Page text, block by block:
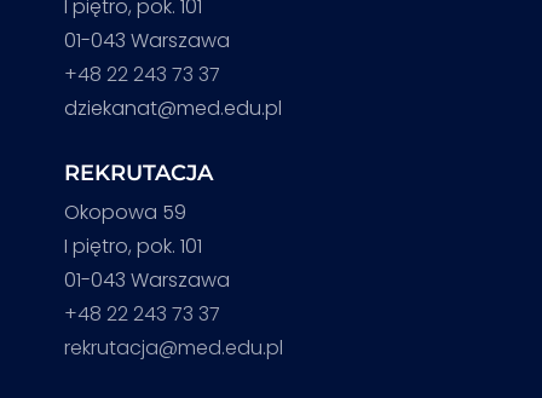
I piętro, pok. 101
01-043 Warszawa
+48 22 243 73 37
dziekanat@med.edu.pl
REKRUTACJA
Okopowa 59
I piętro, pok. 101
01-043 Warszawa
+48 22 243 73 37
rekrutacja@med.edu.pl